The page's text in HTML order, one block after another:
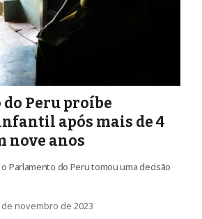
Peru proíbe
após mais de 4
nove anos
Parlamento do Peru tomou uma decisão
novembro de 2023